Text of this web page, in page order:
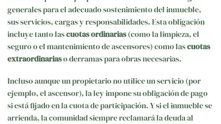
generales para el adecuado sostenimiento del inmueble,
sus servicios, cargas y responsabilidades. Esta obligación
incluye tanto lascuotas ordinarias(como la limpieza, el
seguro o el mantenimiento de ascensores) como lascuotas
extraordinariaso derramas para obras necesarias.
Incluso aunque un propietario no utilice un servicio (por
ejemplo, el ascensor), la ley impone su obligación de pago
si está fijado en la cuota de participación. Y si el inmueble se
arrienda, la comunidad siempre reclamará la deuda al